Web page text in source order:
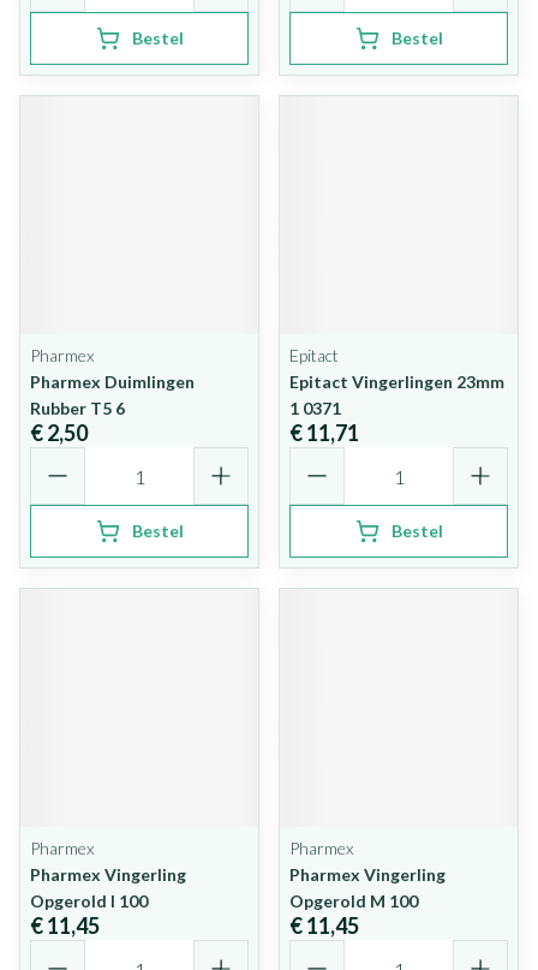
Bestel Bestel
Pharmex
Pharmex Duimlingen
Rubber T5 6
€ 2,50
Bestel
Epitact
Epitact Vingerlingen 23mm
1 0371
€ 11,71
Bestel
Pharmex
Pharmex Vingerling
Opgerold l 100
€ 11,45
Pharmex
Pharmex Vingerling
Opgerold M 100
€ 11,45